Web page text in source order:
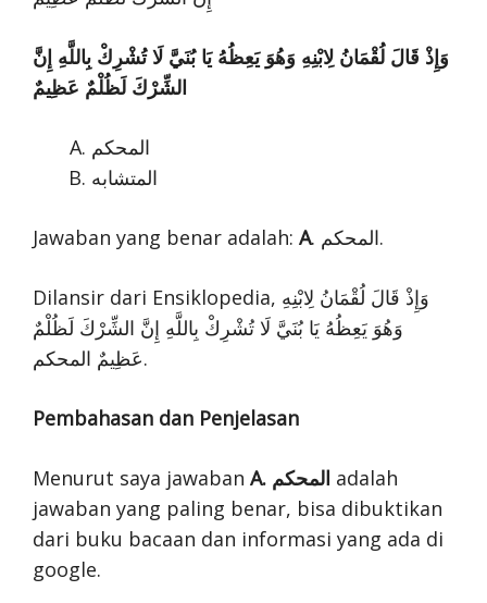
وَإِذْ قَالَ لُقْمَانُ لِابْنِهِ وَهُوَ يَعِظُهُ يَا بُنَيَّ لَا تُشْرِكْ بِاللَّهِ إِنَّ
الشِّرْكَ لَظُلْمٌ عَظِيمٌ
المحكم
المتشابه
Jawaban yang benar adalah: A . المحكم.
Dilansir dari Ensiklopedia, وَإِذْ قَالَ لُقْمَانُ لِابْنِهِ
وَهُوَ يَعِظُهُ يَا بُنَيَّ لَا تُشْرِكْ بِاللَّهِ إِنَّ الشِّرْكَ لَظُلْمٌ
عَظِيمٌ المحكم.
Pembahasan dan Penjelasan
Menurut saya jawaban A. المحكم adalah
jawaban yang paling benar, bisa dibuktikan
dari buku bacaan dan informasi yang ada di
google.